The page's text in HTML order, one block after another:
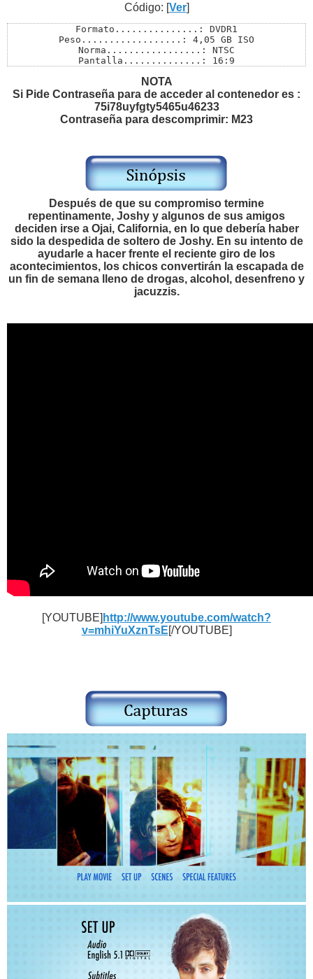
Código: [Ver]
Formato...............: DVDR1
Peso..................: 4,05 GB ISO
Norma.................: NTSC
Pantalla..............: 16:9
Subtítulos............: Ingles / Español Latino
Menú..................: SI
Extras................: Si
Pass..................: M23
NOTA
Si Pide Contraseña para de acceder al contenedor es :
75i78uyfgty5465u46233
Contraseña para descomprimir: M23
Después de que su compromiso termine
repentinamente, Joshy y algunos de sus amigos
deciden irse a Ojai, California, en lo que debería haber
sido la despedida de soltero de Joshy. En su intento de
ayudarle a hacer frente el reciente giro de los
acontecimientos, los chicos convertirán la escapada de
un fin de semana lleno de drogas, alcohol, desenfreno y
jacuzzis.
[YOUTUBE] http://www.youtube.com/watch?
v=mhiYuXznTsE[/YOUTUBE]